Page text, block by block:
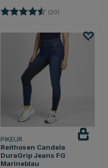
Bewertung: (20)
PIKEUR
Reithosen Candela
DuraGrip Jeans FG
Marineblau